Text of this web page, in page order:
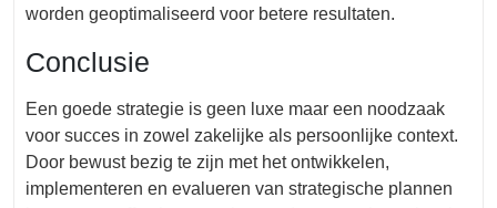
worden geoptimaliseerd voor betere resultaten.
Conclusie
Een goede strategie is geen luxe maar een noodzaak
voor succes in zowel zakelijke als persoonlijke context.
Door bewust bezig te zijn met het ontwikkelen,
implementeren en evalueren van strategische plannen